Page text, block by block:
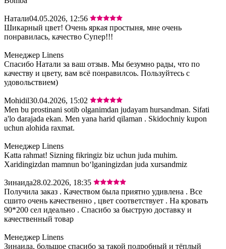
Натали04.05.2026, 12:56
Шикарный цвет! Очень яркая простыня, мне очень
понравилась, качество Супер!!!
Менеджер Linens
Спасибо Натали за ваш отзыв. Мы безумно рады, что по
качеству и цвету, вам всё понравилсоь. Пользуйтесь с
удовольствием)
Mohidil30.04.2026, 15:02
Men bu prostinani sotib olganimdan judayam hursandman. Sifati
a'lo darajada ekan. Men yana harid qilaman . Skidochniy kupon
uchun alohida raxmat.
Менеджер Linens
Katta rahmat! Sizning fikringiz biz uchun juda muhim.
Xaridingizdan mamnun bo‘lganingizdan juda xursandmiz
Зинаида28.02.2026, 18:35
Получила заказ . Качеством была приятно удивлена . Все
сшито очень качественно , цвет соответствует . На кровать
90*200 сел идеально . Спасибо за быструю доставку и
качественный товар
Менеджер Linens
Зинаида, большое спасибо за такой подробный и тёплый